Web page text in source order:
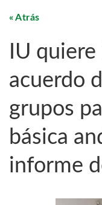
Atrás
IU
acuerdo
grupos
básica
informe